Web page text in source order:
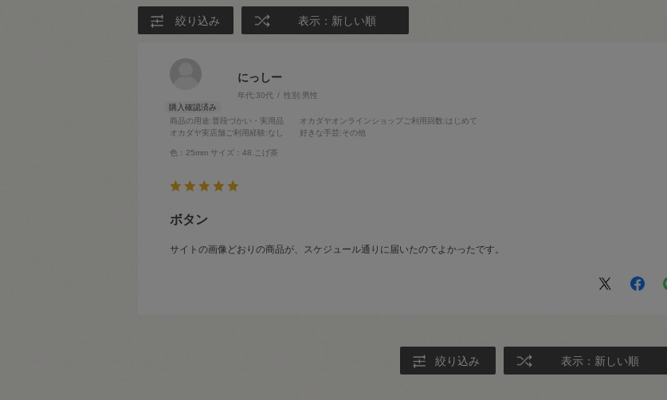
絞り込み 表示：新しい順
にっしー
年代:30代 性別:男性
商品の用途:普段づかい・実用品 オカダヤオンラインショップご利用回数:はじめて
オカダヤ実店舗ご利用経験:なし 好きな手芸:その他
色：25mm サイズ：48.こげ茶
ボタン
サイトの画像どおりの商品が、スケジュール通りに届いたのでよかったです。
絞り込み 表示：新しい順